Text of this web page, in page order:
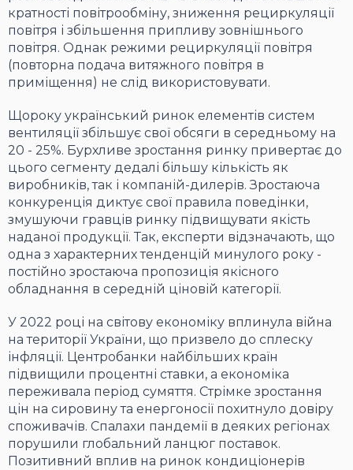
кратності повітрообміну, зниження рециркуляції
повітря і збільшення припливу зовнішнього
повітря. Однак режими рециркуляції повітря
(повторна подача витяжного повітря в
приміщення) не слід використовувати.
Щороку український ринок елементів систем
вентиляції збільшує свої обсяги в середньому на
20 - 25%. Бурхливе зростання ринку привертає до
цього сегменту дедалі більшу кількість як
виробників, так і компаній-дилерів. Зростаюча
конкуренція диктує свої правила поведінки,
змушуючи гравців ринку підвищувати якість
наданої продукції. Так, експерти відзначають, що
одна з характерних тенденцій минулого року -
постійно зростаюча пропозиція якісного
обладнання в середній ціновій категорії.
У 2022 році на світову економіку вплинула війна
на території України, що призвело до сплеску
інфляції. Центробанки найбільших країн
підвищили процентні ставки, а економіка
переживала період сумяття. Стрімке зростання
цін на сировину та енергоносії похитнуло довіру
споживачів. Спалахи пандемії в деяких регіонах
порушили глобальний ланцюг поставок.
Позитивний вплив на ринок кондиціонерів